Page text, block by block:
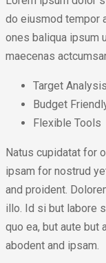
do eiusmod tempor
ones baliqua ipsum
maecenas
Target Analysis
Budget
Flexible Tools
Natus cupidatat for
ipsam for nostrud
and proident.
illo. Id si but labore
quo ea, but aute but
abodent and ipsam.